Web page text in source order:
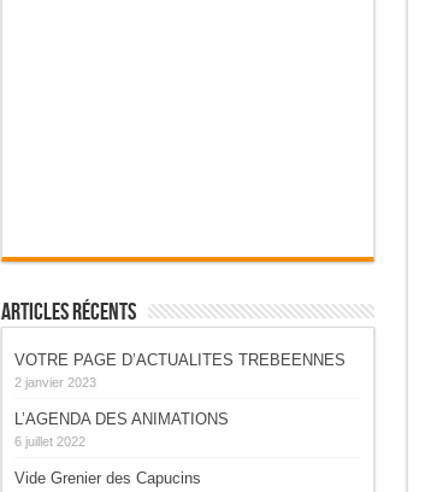
Articles Récents
VOTRE PAGE D’ACTUALITES TREBEENNES
2 janvier 2023
L’AGENDA DES ANIMATIONS
6 juillet 2022
Vide Grenier des Capucins